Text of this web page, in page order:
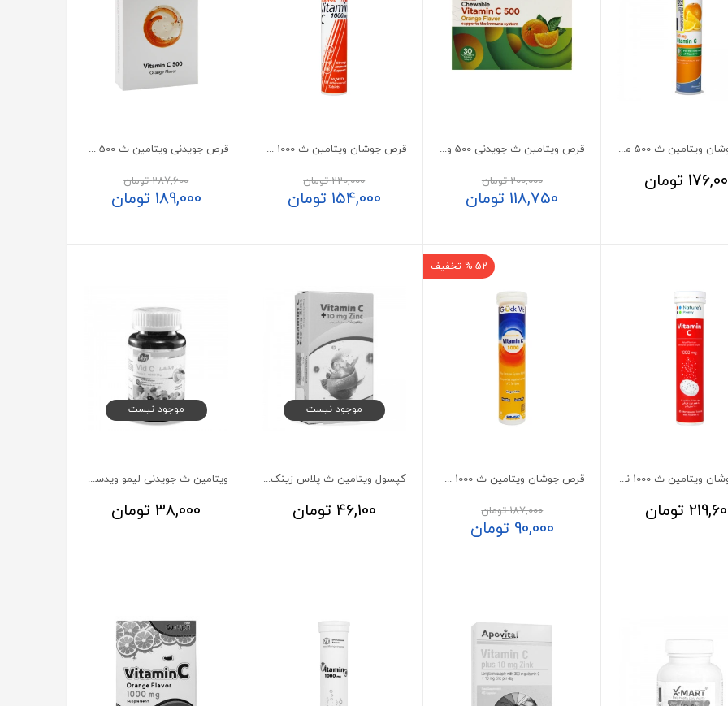
قرص جوشان ویتامین ث 500 میلی گرم هانسال 20 عددی
تومان
قرص ویتامین ث جویدنی 500 ویتامین لایف پرتقال
200,000تومان
118,750 تومان
قرص جوشان ویتامین ث 1000 هلث اید 20 عدد
220,000تومان
154,000 تومان
قرص جویدنی ویتامین ث 500 میلی‌گرم نوتری تریس
287,600تومان
189,000 تومان
قرص جوشان ویتامین ث 1000 نیچرز پلنتی 20 عدد
تومان
52 % تخفیف
قرص جوشان ویتامین ث 1000 گلوک ویت
187,000تومان
90,000 تومان
موجود نیست
کپسول ویتامین ث پلاس زینک 10 میلی گرم هگمتان داروی غرب 48 عدد
46,100 تومان
موجود نیست
ویتامین ث جویدنی لیمو ویدسی 60 عدد
38,000تومان